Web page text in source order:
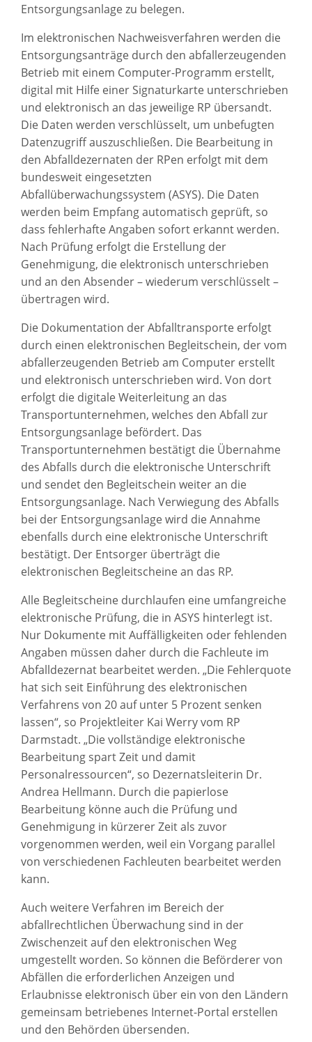
Entsorgungsanlage zu belegen.
Im elektronischen Nachweisverfahren werden die
Entsorgungsanträge durch den abfallerzeugenden
Betrieb mit einem Computer-Programm erstellt,
digital mit Hilfe einer Signaturkarte unterschrieben
und elektronisch an das jeweilige RP übersandt.
Die Daten werden verschlüsselt, um unbefugten
Datenzugriff auszuschließen. Die Bearbeitung in
den Abfalldezernaten der RPen erfolgt mit dem
bundesweit eingesetzten
Abfallüberwachungssystem (ASYS). Die Daten
werden beim Empfang automatisch geprüft, so
dass fehlerhafte Angaben sofort erkannt werden.
Nach Prüfung erfolgt die Erstellung der
Genehmigung, die elektronisch unterschrieben
und an den Absender – wiederum verschlüsselt –
übertragen wird.
Die Dokumentation der Abfalltransporte erfolgt
durch einen elektronischen Begleitschein, der vom
abfallerzeugenden Betrieb am Computer erstellt
und elektronisch unterschrieben wird. Von dort
erfolgt die digitale Weiterleitung an das
Transportunternehmen, welches den Abfall zur
Entsorgungsanlage befördert. Das
Transportunternehmen bestätigt die Übernahme
des Abfalls durch die elektronische Unterschrift
und sendet den Begleitschein weiter an die
Entsorgungsanlage. Nach Verwiegung des Abfalls
bei der Entsorgungsanlage wird die Annahme
ebenfalls durch eine elektronische Unterschrift
bestätigt. Der Entsorger überträgt die
elektronischen Begleitscheine an das RP.
Alle Begleitscheine durchlaufen eine umfangreiche
elektronische Prüfung, die in ASYS hinterlegt ist.
Nur Dokumente mit Auffälligkeiten oder fehlenden
Angaben müssen daher durch die Fachleute im
Abfalldezernat bearbeitet werden. „Die Fehlerquote
hat sich seit Einführung des elektronischen
Verfahrens von 20 auf unter 5 Prozent senken
lassen“, so Projektleiter Kai Werry vom RP
Darmstadt. „Die vollständige elektronische
Bearbeitung spart Zeit und damit
Personalressourcen“, so Dezernatsleiterin Dr.
Andrea Hellmann. Durch die papierlose
Bearbeitung könne auch die Prüfung und
Genehmigung in kürzerer Zeit als zuvor
vorgenommen werden, weil ein Vorgang parallel
von verschiedenen Fachleuten bearbeitet werden
kann.
Auch weitere Verfahren im Bereich der
abfallrechtlichen Überwachung sind in der
Zwischenzeit auf den elektronischen Weg
umgestellt worden. So können die Beförderer von
Abfällen die erforderlichen Anzeigen und
Erlaubnisse elektronisch über ein von den Ländern
gemeinsam betriebenes Internet-Portal erstellen
und den Behörden übersenden.